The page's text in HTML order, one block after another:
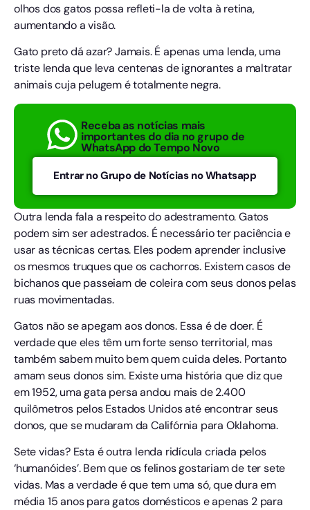
olhos dos gatos possa refleti-la de volta à retina,
aumentando a visão.
Gato preto dá azar? Jamais. É apenas uma lenda, uma
triste lenda que leva centenas de ignorantes a maltratar
animais cuja pelugem é totalmente negra.
Receba as notícias mais
importantes do dia no grupo de
WhatsApp do Tempo Novo
Entrar no Grupo de Notícias no Whatsapp
Outra lenda fala a respeito do adestramento. Gatos
podem sim ser adestrados. É necessário ter paciência e
usar as técnicas certas. Eles podem aprender inclusive
os mesmos truques que os cachorros. Existem casos de
bichanos que passeiam de coleira com seus donos pelas
ruas movimentadas.
Gatos não se apegam aos donos. Essa é de doer. É
verdade que eles têm um forte senso territorial, mas
também sabem muito bem quem cuida deles. Portanto
amam seus donos sim. Existe uma história que diz que
em 1952, uma gata persa andou mais de 2.400
quilômetros pelos Estados Unidos até encontrar seus
donos, que se mudaram da Califórnia para Oklahoma.
Sete vidas? Esta é outra lenda ridícula criada pelos
‘humanóides’. Bem que os felinos gostariam de ter sete
vidas. Mas a verdade é que tem uma só, que dura em
média 15 anos para gatos domésticos e apenas 2 para